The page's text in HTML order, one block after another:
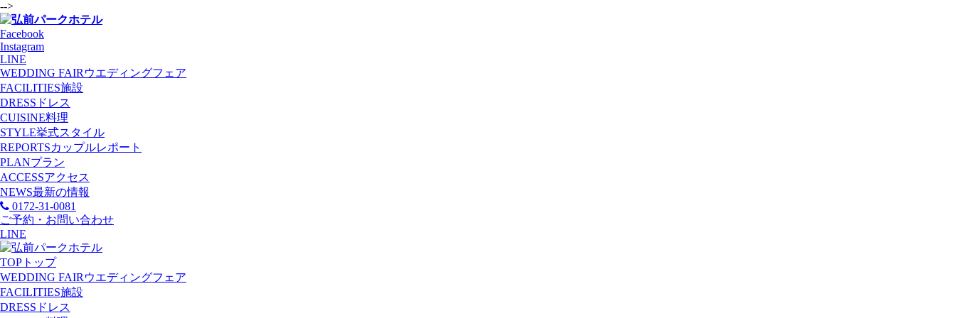
-->
Facebook
Instagram
LINE
WEDDING FAIR ウエディングフェア
FACILITIES施設
DRESS ドレス
CUISINE料理
STYLE挙式スタイル
REPORTSカップルレポート
PLANプラン
ACCESSアクセス
NEWS最新の情報
0172-31-0081
ご予約・お問い合わせ
LINE
TOP トップ
WEDDING FAIR ウエディングフェア
FACILITIES施設
DRESS ドレス